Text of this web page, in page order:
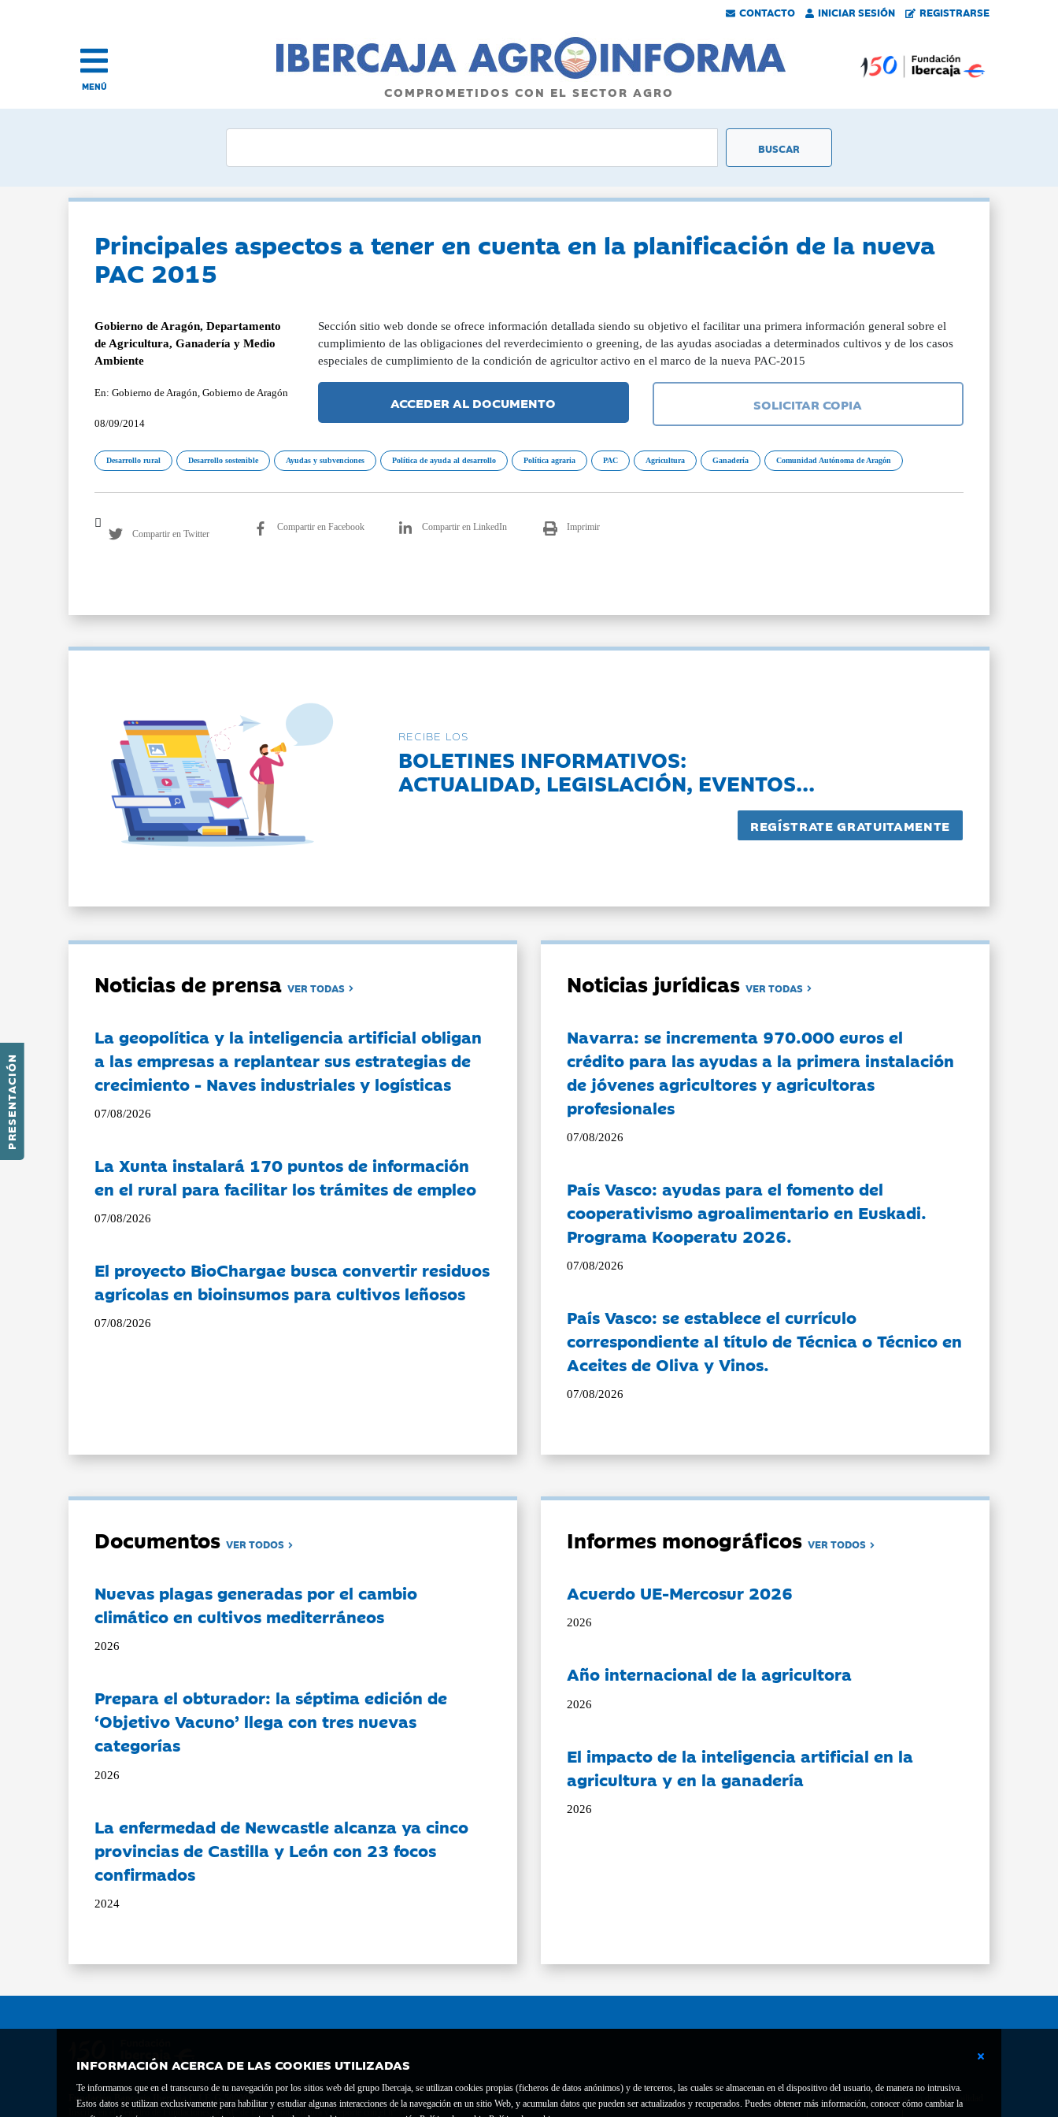
CONTACTO INICIAR SESIÓN REGISTRARSE
PRESENTACIÓN
MENÚ COMPROMETIDOS CON EL SECTOR AGRO
INFORMACIÓN ACERCA DE LAS COOKIES UTILIZADAS
Te informamos que en el transcurso de tu navegación por los sitios web del grupo Ibercaja, se utilizan cookies propias (ficheros de datos anónimos) y de terceros, las cuales se almacenan en el dispositivo del usuario, de manera no intrusiva.
Estos datos se utilizan exclusivamente para habilitar y estudiar algunas interacciones de la navegación en un sitio Web, y acumulan datos que pueden ser actualizados y recuperados. Puedes obtener más información, conocer cómo cambiar la
Principales aspectos a tener en cuenta en la planificación de la nueva
PAC 2015
Gobierno de Aragón, Departamento
de Agricultura, Ganadería y Medio
Ambiente
En: Gobierno de Aragón, Gobierno de Aragón
08/09/2014
Sección sitio web donde se ofrece información detallada siendo su objetivo el facilitar una primera información general sobre el
cumplimiento de las obligaciones del reverdecimiento o greening, de las ayudas asociadas a determinados cultivos y de los casos
especiales de cumplimiento de la condición de agricultor activo en el marco de la nueva PAC-2015
ACCEDER AL DOCUMENTO SOLICITAR COPIA
Desarrollo rural Desarrollo sostenible Ayudas y subvenciones Política de ayuda al desarrollo Política agraria PAC Agricultura Ganadería Comunidad Autónoma de Aragón
Compartir en Twitter
Compartir en Facebook Compartir en LinkedIn Imprimir
RECIBE LOS
BOLETINES INFORMATIVOS:
ACTUALIDAD, LEGISLACIÓN, EVENTOS...
Noticias de prensaVER TODAS
La geopolítica y la inteligencia artificial obligan
a las empresas a replantear sus estrategias de
crecimiento - Naves industriales y logísticas
07/08/2026
La Xunta instalará 170 puntos de información
en el rural para facilitar los trámites de empleo
07/08/2026
El proyecto BioChargae busca convertir residuos
agrícolas en bioinsumos para cultivos leñosos
07/08/2026
Noticias jurídicasVER TODAS
Navarra: se incrementa 970.000 euros el
crédito para las ayudas a la primera instalación
de jóvenes agricultores y agricultoras
profesionales
07/08/2026
País Vasco: ayudas para el fomento del
cooperativismo agroalimentario en Euskadi.
Programa Kooperatu 2026.
07/08/2026
País Vasco: se establece el currículo
correspondiente al título de Técnica o Técnico en
Aceites de Oliva y Vinos.
07/08/2026
DocumentosVER TODOS
Nuevas plagas generadas por el cambio
climático en cultivos mediterráneos
2026
Prepara el obturador: la séptima edición de
‘Objetivo Vacuno’ llega con tres nuevas
categorías
2026
La enfermedad de Newcastle alcanza ya cinco
provincias de Castilla y León con 23 focos
confirmados
2024
Informes monográficosVER TODOS
Acuerdo UE-Mercosur 2026
2026
Año internacional de la agricultora
2026
El impacto de la inteligencia artificial en la
agricultura y en la ganadería
2026
Fundación Bancaria Ibercaja C.I.F. G-50000652.
Inscrita en el Registro de Fundaciones del Mº de Educación, Cultura y Deporte con el nº 1689.
Contacto Declaración de accesibilidad